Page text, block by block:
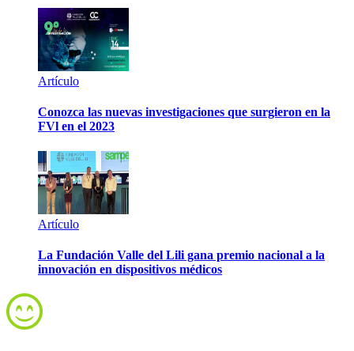
Artículo
Conozca las nuevas investigaciones que surgieron en la
FVl en el 2023
Artículo
La Fundación Valle del Lili gana premio nacional a la
innovación en dispositivos médicos